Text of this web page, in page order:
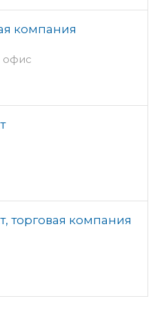
компания
офис
торговая компания